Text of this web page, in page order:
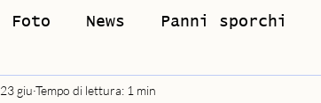
Foto News Panni sporchi
23 giu Tempo di lettura: 1 min